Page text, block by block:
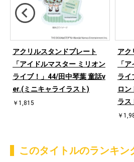
アクリルスタンドプレート
「アイドルマスター ミリオン
ライブ！」44/田中琴葉 童話v
er.(ミニキャライラスト)
￥1,815
アク
「
ライ
ロン
ラス
￥
このタイトルのランキン